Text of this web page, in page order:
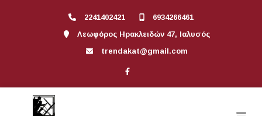
2241402421
6934266461
Λεωφόρος Ηρακλειδών 47, Ιαλυσός
trendakat@gmail.com